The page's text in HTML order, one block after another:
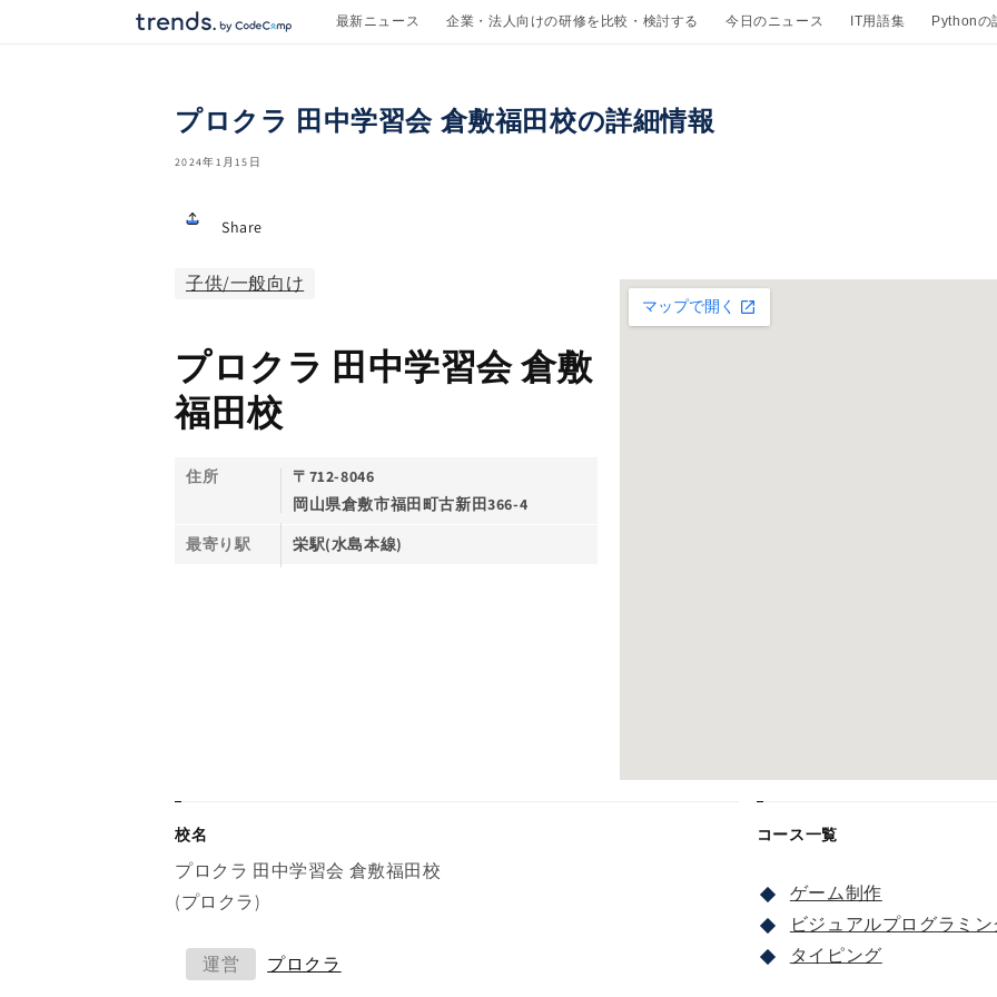
最新ニュース 企業・法人向けの研修を比較・検討する 今日のニュース IT用語集 Pythonの
プロクラ 田中学習会 倉敷福田校の詳細情報
2024年1月15日
Share
子供/一般向け
プロクラ 田中学習会 倉敷
福田校
住所
〒712-8046
岡山県倉敷市福田町古新田366-4
最寄り駅
栄駅(水島本線)
校名
プロクラ 田中学習会 倉敷福田校
(プロクラ)
運営 プロクラ
コース一覧
ゲーム制作
ビジュアルプログラミ
タイピング